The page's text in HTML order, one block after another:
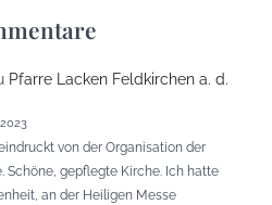
Pfarre Lacken Feldkirchen a. d.
von der Organisation der
Schöne, gepflegte Kirche. Ich hatte
an der Heiligen Messe